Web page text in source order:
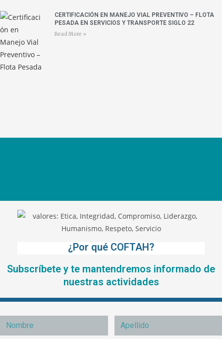
CERTIFICACIÓN EN MANEJO VIAL PREVENTIVO – FLOTA
PESADA EN SERVICIOS Y TRANSPORTE SIGLO 22
Read More »
¿Por qué COFTAH?
Subscríbete y te mantendremos informado de
nuestras actividades